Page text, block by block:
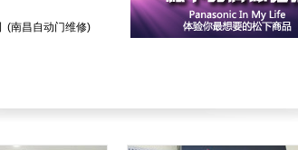
(南昌自动门维修)